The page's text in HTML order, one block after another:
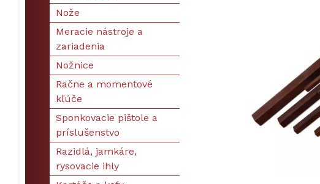
Nože
Meracie nástroje a
zariadenia
Nožnice
Račne a momentové
kľúče
Sponkovacie pištole a
príslušenstvo
Razidlá, jamkáre,
rysovacie ihly